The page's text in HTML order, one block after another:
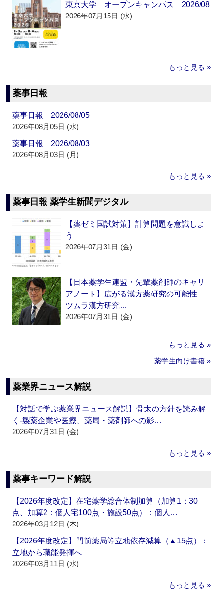
東京大学 オープンキャンパス 2026/08
2026年07月15日 (水)
もっと見る »
薬事日報
薬事日報 2026/08/05
2026年08月05日 (水)
薬事日報 2026/08/03
2026年08月03日 (月)
もっと見る »
薬事日報 薬学生新聞デジタル
【薬ゼミ国試対策】計算問題を意識しよ
う
2026年07月31日 (金)
【日本薬学生連盟・先輩薬剤師のキャリ
アノート】広がる漢方薬研究の可能性
ツムラ漢方研究…
2026年07月31日 (金)
もっと見る »
薬学生向け書籍 »
薬業界ニュース解説
【対話で学ぶ薬業界ニュース解説】骨太の方針を読み解
く‐製薬企業や医療、薬局・薬剤師への影…
2026年07月31日 (金)
もっと見る »
薬事キーワード解説
【2026年度改定】在宅薬学総合体制加算（加算1：30
点、加算2：個人宅100点・施設50点）：個人…
2026年03月12日 (木)
【2026年度改定】門前薬局等立地依存減算（▲15点）：
立地から職能発揮へ
2026年03月11日 (水)
もっと見る »